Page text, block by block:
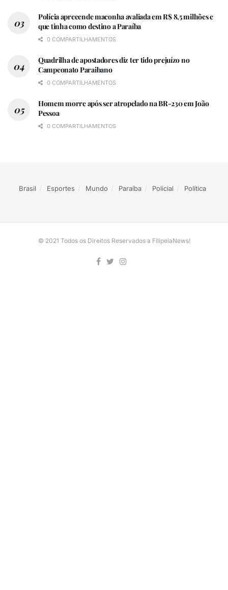
Polícia apreeende maconha avaliada em R$ 8,5 milhões e
que tinha como destino a Paraíba
0 COMPARTILHAMENTOS
Quadrilha de apostadores diz ter tido prejuízo no
Campeonato Paraibano
0 COMPARTILHAMENTOS
Homem morre após ser atropelado na BR-230 em João
Pessoa
0 COMPARTILHAMENTOS
Brasil Esportes Mundo Paraíba Policial Política
© 2021 Todos os Direitos Reservados a FilipeiaNews!